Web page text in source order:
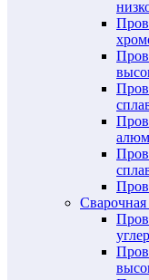
Сварочная